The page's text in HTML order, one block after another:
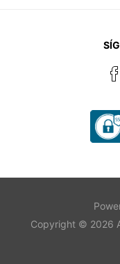
Copyright © 2026